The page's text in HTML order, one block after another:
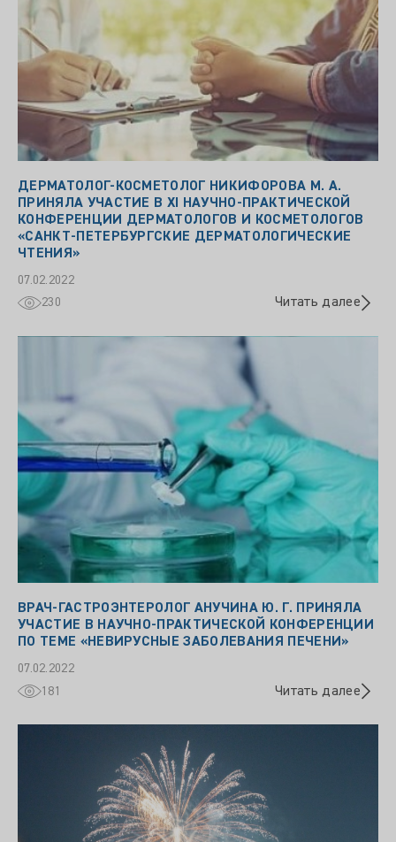
ДЕРМАТОЛОГ-КОСМЕТОЛОГ НИКИФОРОВА М. А.
ПРИНЯЛА УЧАСТИЕ В XI НАУЧНО-ПРАКТИЧЕСКОЙ
КОНФЕРЕНЦИИ ДЕРМАТОЛОГОВ И КОСМЕТОЛОГОВ
«САНКТ-ПЕТЕРБУРГСКИЕ ДЕРМАТОЛОГИЧЕСКИЕ
ЧТЕНИЯ»
07.02.2022
230
Читать далее
ВРАЧ-ГАСТРОЭНТЕРОЛОГ АНУЧИНА Ю. Г. ПРИНЯЛА
УЧАСТИЕ В НАУЧНО-ПРАКТИЧЕСКОЙ КОНФЕРЕНЦИИ
ПО ТЕМЕ «НЕВИРУСНЫЕ ЗАБОЛЕВАНИЯ ПЕЧЕНИ»
07.02.2022
181
Читать далее